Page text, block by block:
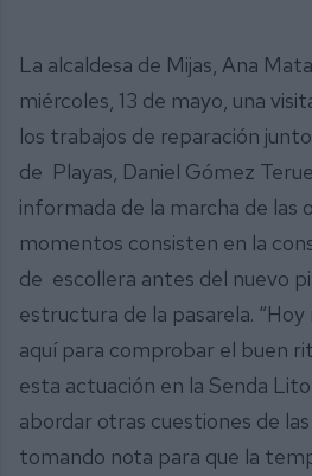
La alcaldesa de Mijas, Ana
miércoles, 13 de mayo, una
los trabajos de reparación
de Playas, Daniel Gómez
informada de la marcha de las
momentos consisten en la
de escollera antes del nuevo
estructura de la pasarela.
aquí para comprobar el buen
esta actuación en la Senda
abordar otras cuestiones de
tomando nota para que la